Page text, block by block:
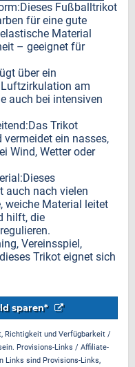
Fußballtrikot
für eine gute
Material
– geeignet für
über ein
am
auch bei intensiven
Trikot
ein nasses,
Wind, Wetter oder
auch nach vielen
weiche Material leitet
hilft, die
Vereinsspiel,
Trikot eignet sich
sparen*
Richtigkeit und Verfügbarkeit /
Provisions-Links / Affiliate-
Links sind Provisions-Links,